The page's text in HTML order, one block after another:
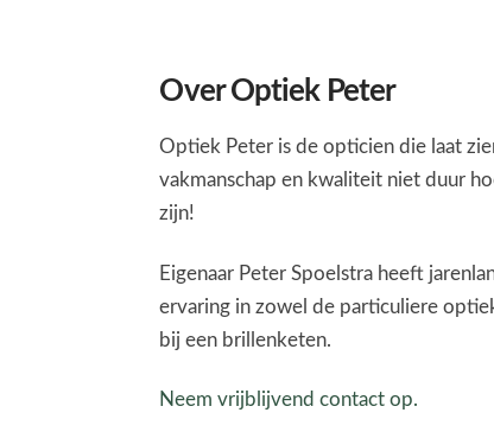
Over Optiek Peter
Optiek Peter is de opticien die laat
vakmanschap en kwaliteit niet duur
zijn!
Eigenaar Peter Spoelstra heeft
ervaring in zowel de particuliere
bij een brillenketen.
Neem vrijblijvend contact op.